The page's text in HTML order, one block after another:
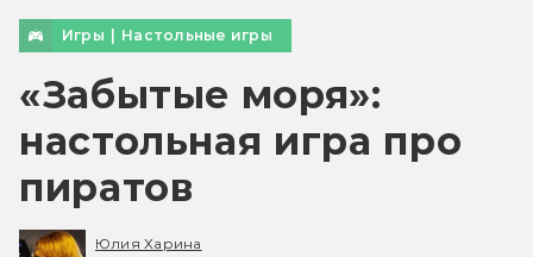
Игры | Настольные игры
«Забытые моря»:
настольная игра про
пиратов
Юлия Харина